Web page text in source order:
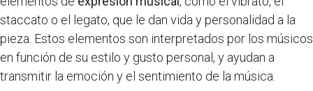
staccato o el legato, que le dan vida y personalidad a la
pieza. Estos elementos son interpretados por los músicos
en función de su estilo y gusto personal, y ayudan a
transmitir la emoción y el sentimiento de la música.